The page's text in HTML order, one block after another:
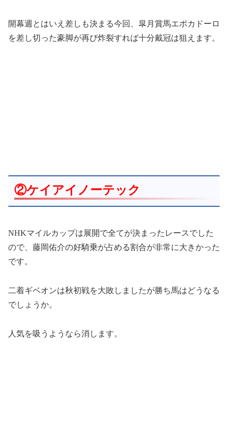
開幕週とはいえ差しも決まる今回、皐月賞馬エポカドーロ
を差し切った豪脚が再び炸裂すれば十分戴冠は狙えます。
②ケイアイノーテック
NHKマイルカップは展開で全てが決まったレースでした
ので、藤岡佑介の好騎乗が占める割合が非常に大きかった
です。
二着ギベオンは秋初戦を大敗しましたが勝ち馬はどうなる
でしょうか。
人気を吸うようなら消します。